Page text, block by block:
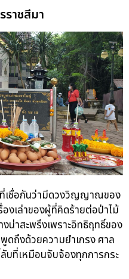
ราชสีมา
เชื่อกันว่ามีดวงวิญญาณของ
งเล่าของผู้ที่คิดร้ายต่อป่าไม้
าสะพรึงเพราะอิทธิฤทธิ์ของ
ดถึงด้วยความยำเกรง ศาล
ที่เหมือนจับจ้องทุกการกระ